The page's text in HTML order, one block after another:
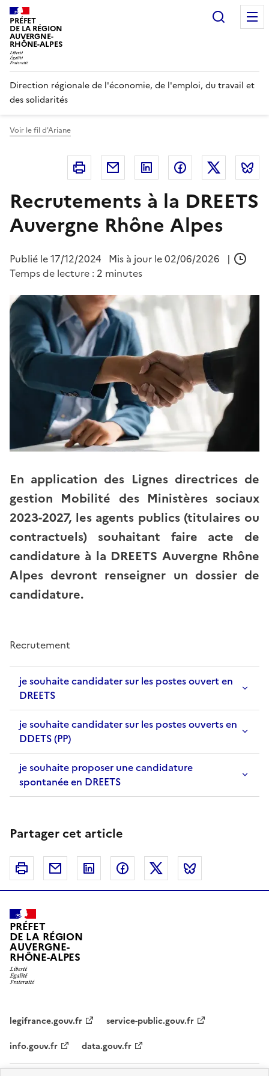
Panneau de gestion des cookies
PRÉFET
DE LA RÉGION
AUVERGNE-
RHÔNE-ALPES
Direction régionale de l'économie, de l'emploi, du travail et
des solidarités
Voir le fil d'Ariane
Imprimer Courriel Linkedin FacebookTwitter
Recrutements à la DREETS
Auvergne Rhône Alpes
Publié le17/12/2024 Mis à jour le 02/06/2026
|
Temps de lecture : 2 minutes
En application des Lignes directrices de
gestion Mobilité des Ministères sociaux
2023-2027, les agents publics (titulaires ou
contractuels) souhaitant faire acte de
candidature à la DREETS Auvergne Rhône
Alpes devront renseigner un dossier de
candidature.
Recrutement
je souhaite candidater sur les postes ouvert en
DREETS
je souhaite candidater sur les postes ouverts en
DDETS (PP)
je souhaite proposer une candidature
spontanée en DREETS
Partager cet article
Imprimer Courriel Linkedin FacebookTwitter
PRÉFET
DE LA RÉGION
AUVERGNE-
RHÔNE-ALPES
legifrance.gouv.fr
service-public.gouv.fr
info.gouv.fr
data.gouv.fr